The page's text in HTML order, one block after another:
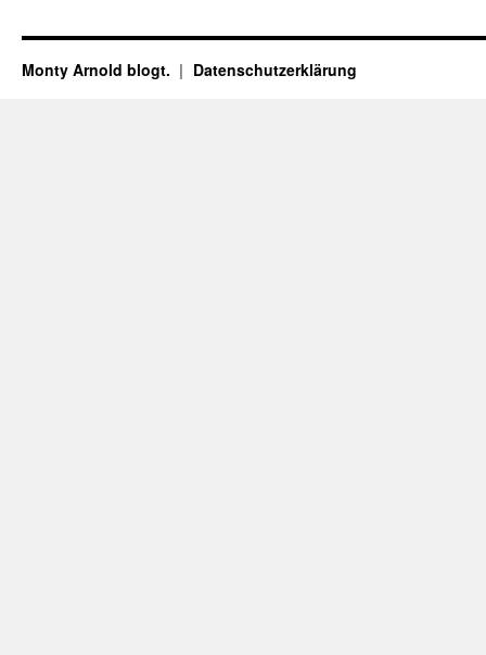
Monty Arnold blogt. Datenschutz­erklärung